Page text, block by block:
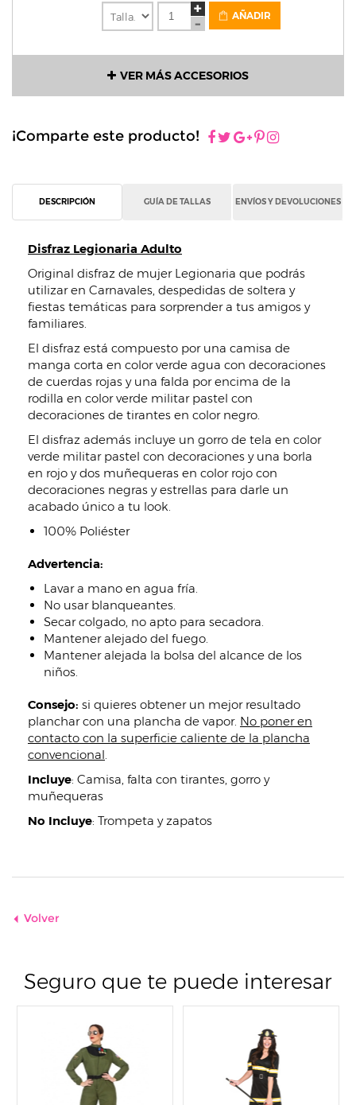
AÑADIR
VER MÁS ACCESORIOS
¡Comparte este producto!
DESCRIPCIÓN GUÍA DE TALLAS ENVÍOS Y DEVOLUCIONES
Disfraz Legionaria Adulto
Original disfraz de mujer Legionaria que podrás
utilizar en Carnavales, despedidas de soltera y
fiestas temáticas para sorprender a tus amigos y
familiares.
El disfraz está compuesto por una camisa de
manga corta en color verde agua con decoraciones
de cuerdas rojas y una falda por encima de la
rodilla en color verde militar pastel con
decoraciones de tirantes en color negro.
El disfraz además incluye un gorro de tela en color
verde militar pastel con decoraciones y una borla
en rojo y dos muñequeras en color rojo con
decoraciones negras y estrellas para darle un
acabado único a tu look.
100% Poliéster
Advertencia:
Lavar a mano en agua fría.
No usar blanqueantes.
Secar colgado, no apto para secadora.
Mantener alejado del fuego.
Mantener alejada la bolsa del alcance de los
niños.
Consejo: si quieres obtener un mejor resultado
planchar con una plancha de vapor. No poner en
contacto con la superficie caliente de la plancha
convencional.
Incluye: Camisa, falta con tirantes, gorro y
muñequeras
No Incluye: Trompeta y zapatos
Volver
Seguro que te puede interesar